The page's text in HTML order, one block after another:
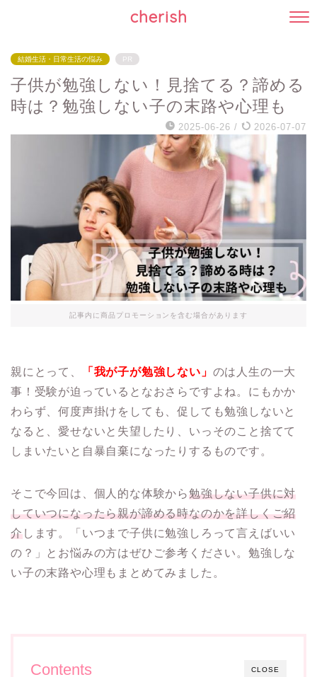
cherish
結婚生活・日常生活の悩み PR
子供が勉強しない！見捨てる？諦める
時は？勉強しない子の末路や心理も
2025-06-26 / 2026-07-07
記事内に商品プロモーションを含む場合があります
親にとって、 「我が子が勉強しない」 のは人生の一大
事！受験が迫っているとなおさらですよね。にもかか
わらず、何度声掛けをしても、促しても勉強しないと
なると、愛せないと失望したり、いっそのこと捨てて
しまいたいと自暴自棄になったりするものです。
そこで今回は、個人的な体験から勉強しない子供に対
していつになったら親が諦める時なのかを詳しくご紹
介します。「いつまで子供に勉強しろって言えばいい
の？」とお悩みの方はぜひご参考ください。勉強しな
い子の末路や心理もまとめてみました。
CLOSE
Contents